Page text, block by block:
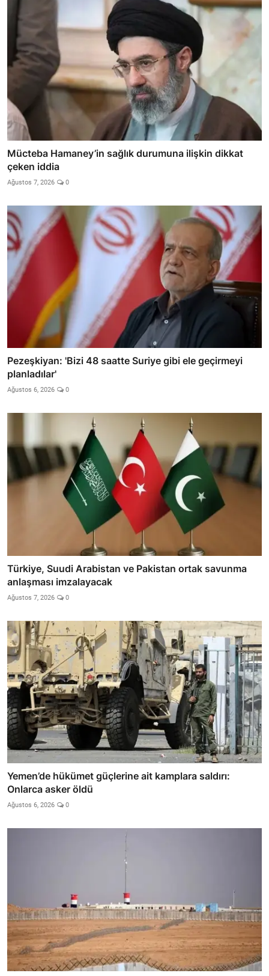
Mücteba Hamaney’in sağlık durumuna ilişkin dikkat
çeken iddia
Ağustos 7, 2026 0
Pezeşkiyan: 'Bizi 48 saatte Suriye gibi ele geçirmeyi
planladılar'
Ağustos 6, 2026 0
Türkiye, Suudi Arabistan ve Pakistan ortak savunma
anlaşması imzalayacak
Ağustos 7, 2026 0
Yemen’de hükümet güçlerine ait kamplara saldırı:
Onlarca asker öldü
Ağustos 6, 2026 0